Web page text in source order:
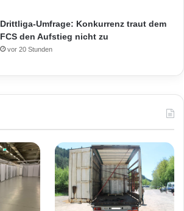
Drittliga-Umfrage: Konkurrenz traut dem
FCS den Aufstieg nicht zu
vor 20 Stunden